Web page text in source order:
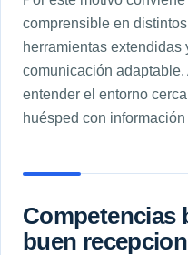
comprensible en
herramientas extendidas
comunicación adaptable.
entender el entorno
huésped con
Competencias
buen